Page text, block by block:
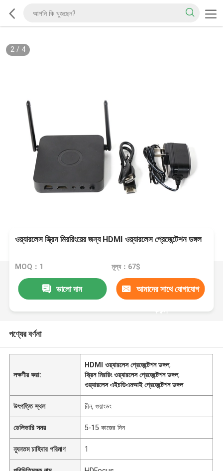
2/ 4
ওয়্যারলেস স্ক্রিন মিররিংয়ের জন্য HDMI ওয়্যারলেস প্রেজেন্টেশন ডঙ্গল
MOQ：1 মূল্য：67$
ভালো দাম আমাদের সাথে যোগাযোগ
করুন
পণ্যের বর্ণনা
লক্ষণীয় করা:
HDMI ওয়্যারলেস প্রেজেন্টেশন ডঙ্গল,
স্ক্রিন মিররিং ওয়্যারলেস প্রেজেন্টেশন ডঙ্গল,
ওয়্যারলেস এইচডিএমআই প্রেজেন্টেশন ডঙ্গল
উৎপত্তি স্থল চীন, গুয়াংডং
ডেলিভারি সময় 5-15 কাজের দিন
ন্যূনতম চাহিদার পরিমাণ 1